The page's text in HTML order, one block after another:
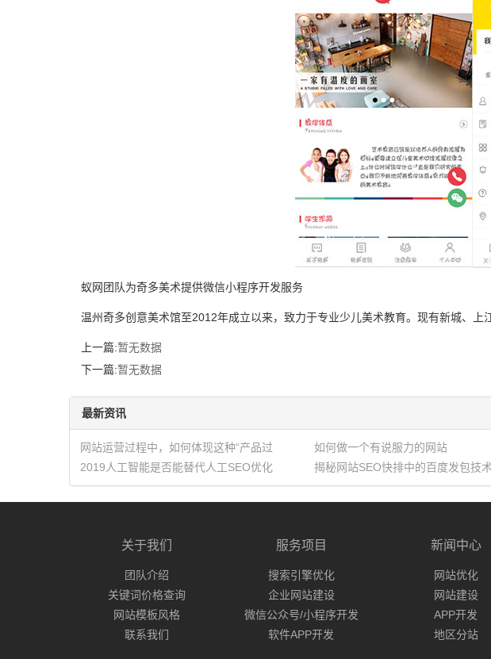
蚁网团队为奇多美术提供微信小程序开发服务
温州奇多创意美术馆至2012年成立以来，致力于专业少儿美术教育。现有新城、
上一篇:暂无数据
下一篇:暂无数据
最新资讯
网站运营过程中，如何体现这种“产品过
硬”
如何做一个有说服力的网站
2019人工智能是否能替代人工SEO优化
揭秘网站SEO快排中的百度发包技
理
关于我们
团队介绍
关键词价格查询
网站模板风格
联系我们
服务项目
搜索引擎优化
企业网站建设
微信公众号/小程序开发
软件APP开发
新闻中心
网站优化
网站建设
APP开发
地区分站